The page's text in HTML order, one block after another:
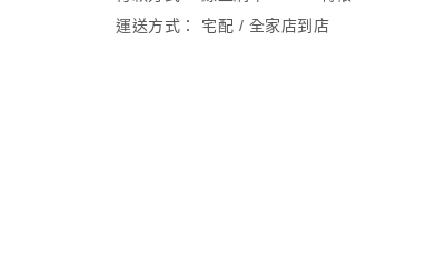
運送方式：
宅配 / 全家店到店